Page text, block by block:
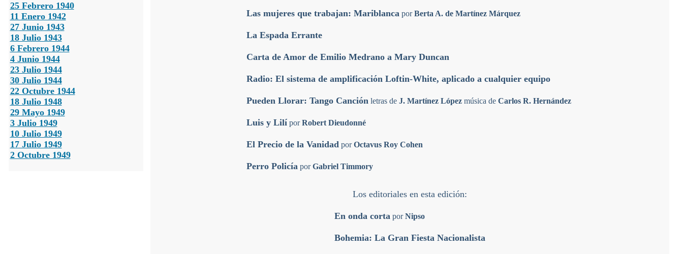
25 Febrero 1940
11 Enero 1942
27 Junio 1943
18 Julio 1943
6 Febrero 1944
4 Junio 1944
23 Julio 1944
30 Julio 1944
22 Octubre 1944
18 Julio 1948
29 Mayo 1949
3 Julio 1949
10 Julio 1949
17 Julio 1949
2 Octubre 1949
Las mujeres que trabajan: Mariblanca porBerta A. de Martínez Márquez
La Espada Errante
Carta de Amor de Emilio Medrano a Mary Duncan
Radio: El sistema de amplificación Loftin-White, aplicado a cualquier equipo
Pueden Llorar: Tango Canción letras de J. Martínez López música de Carlos R. Hernández
Luis y Lilí porRobert Dieudonné
El Precio de la Vanidad porOctavus Roy Cohen
Perro Policía porGabriel Timmory
Los editoriales en esta edición:
En onda corta porNipso
Bohemia: La Gran Fiesta Nacionalista